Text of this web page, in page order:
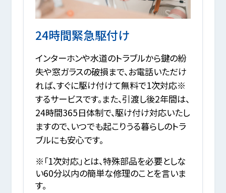
24時間緊急駆付け
インターホンや水道のトラブルから鍵の紛
失や窓ガラスの破損まで、お電話いただけ
れば、すぐに駆け付けて無料で1次対応※
するサービスです。また、引渡し後2年間は、
24時間365日体制で、駆け付け対応いたし
ますので、いつでも起こりうる暮らしのトラ
ブルにも安心です。
※「1次対応」とは、特殊部品を必要としな
い60分以内の簡単な修理のことを言いま
す。